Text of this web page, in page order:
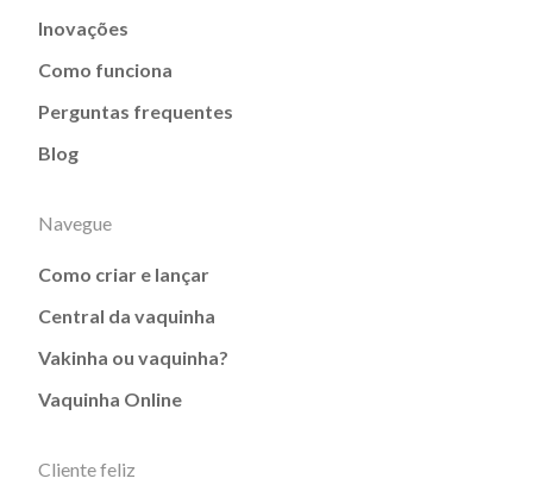
Inovações
Como funciona
Perguntas frequentes
Blog
Navegue
Como criar e lançar
Central da vaquinha
Vakinha ou vaquinha?
Vaquinha Online
Cliente feliz